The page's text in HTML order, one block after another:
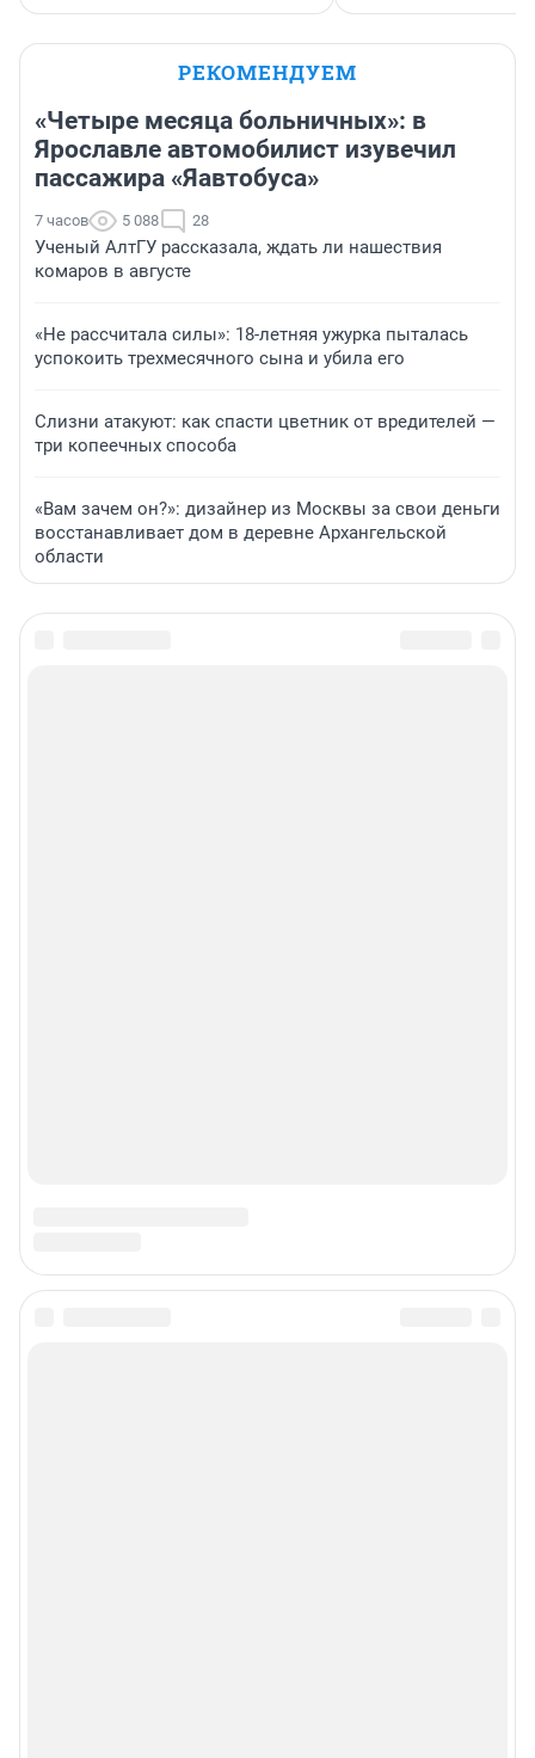
РЕКОМЕНДУЕМ
«Четыре месяца больничных»: в
Ярославле автомобилист изувечил
пассажира «Яавтобуса»
7 часов 5 088 28
Ученый АлтГУ рассказала, ждать ли нашествия
комаров в августе
«Не рассчитала силы»: 18-летняя ужурка пыталась
успокоить трехмесячного сына и убила его
Слизни атакуют: как спасти цветник от вредителей —
три копеечных способа
«Вам зачем он?»: дизайнер из Москвы за свои деньги
восстанавливает дом в деревне Архангельской
области